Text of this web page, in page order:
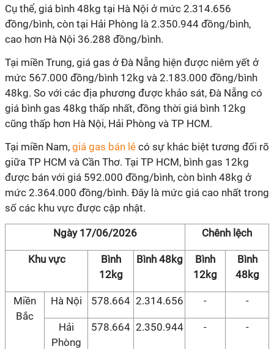
Cụ thể, giá bình 48kg tại Hà Nội ở mức 2.314.656
đồng/bình, còn tại Hải Phòng là 2.350.944 đồng/bình,
cao hơn Hà Nội 36.288 đồng/bình.
Tại miền Trung, giá gas ở Đà Nẵng hiện được niêm yết ở
mức 567.000 đồng/bình 12kg và 2.183.000 đồng/bình
48kg. So với các địa phương được khảo sát, Đà Nẵng có
giá bình gas 48kg thấp nhất, đồng thời giá bình 12kg
cũng thấp hơn Hà Nội, Hải Phòng và TP HCM.
Tại miền Nam, giá gas bán lẻ có sự khác biệt tương đối rõ
giữa TP HCM và Cần Thơ. Tại TP HCM, bình gas 12kg
được bán với giá 592.000 đồng/bình, còn bình 48kg ở
mức 2.364.000 đồng/bình. Đây là mức giá cao nhất trong
số các khu vực được cập nhật.
Ngày 17/06/2026 Chênh lệch
Khu vực
Bình
12kg
Bình 48kg
Bình
12kg
Bình
48kg
Miền
Bắc
Hà Nội 578.664 2.314.656 - -
Hải
Phòng
578.664 2.350.944 - -